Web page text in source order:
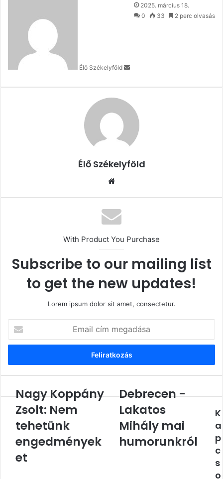
Élő Székelyföld
Send
an
2025. március 18.
0
33 2 perc olvasás
Élő Székelyföld
With Product You Purchase
Subscribe to our mailing list
to get the new updates!
Lorem ipsum dolor sit amet, consectetur.
cím
megadása
Nagy
Koppány
Zsolt:
Nem
tehetünk
engedményeket
Nagy Koppány
Zsolt: Nem
tehetünk
engedmények
et
Debrecen
Lakatos
Mihály
mai
humorunkról
Debrecen -
Lakatos
Mihály mai
humorunkról
K
a
p
c
s
o